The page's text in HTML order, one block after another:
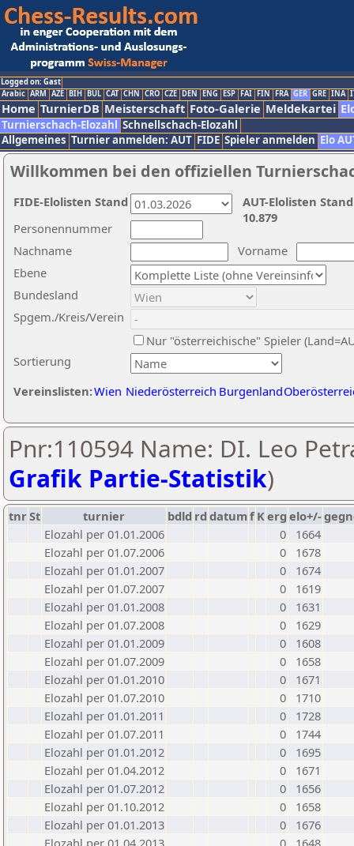
Logged on: Gast
Arabic ARM AZE BIH BUL CAT CHN CRO CZE DEN ENG ESP FAI FIN FRA GER GRE INA
Home TurnierDB Meisterschaft Foto-Galerie Meldekartei
Turnierschach-Elozahl Schnellschach-Elozahl
Allgemeines Turnier anmelden: AUT FIDE Spieler anmelden Elo
Willkommen bei den offiziellen
Nachname
Vorname
Ebene
Sortierung
Personennummer
Bundesland
Spgem./Kreis/Verein
Nur "österreichische" Spieler
Vereinslisten:Wien Niederösterreich Burgenland
AUT-Elolisten
10.879
FIDE-Elolisten Stand
Pnr:110594 Name: DI. Leo
Grafik Partie-Statistik)
tnrSt turnier bdld rd datumf Kerg elo+/-
Elozahl per 01.01.2006
0
1664
Elozahl per 01.07.2006
0
1678
Elozahl per 01.01.2007
0
1674
Elozahl per 01.07.2007
0
1619
Elozahl per 01.01.2008
0
1631
Elozahl per 01.07.2008
0
1629
Elozahl per 01.01.2009
0
1608
Elozahl per 01.07.2009
0
1658
Elozahl per 01.01.2010
0
1671
Elozahl per 01.07.2010
0
1710
Elozahl per 01.01.2011
0
1728
Elozahl per 01.07.2011
0
1744
Elozahl per 01.01.2012
0
1695
Elozahl per 01.04.2012
0
1671
Elozahl per 01.07.2012
0
1656
Elozahl per 01.10.2012
0
1658
Elozahl per 01.01.2013
0
1676
Elozahl per 01.04.2013
0
1648